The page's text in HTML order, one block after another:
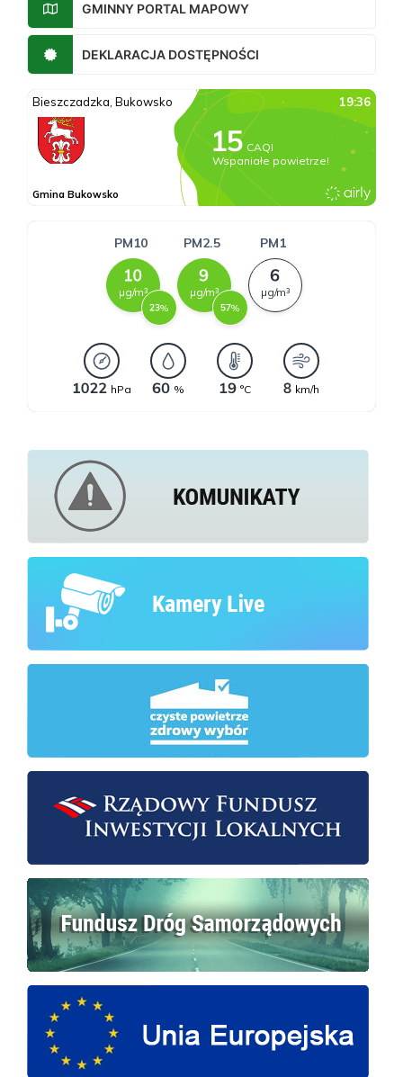
GMINNY PORTAL MAPOWY
DEKLARACJA DOSTĘPNOŚCI